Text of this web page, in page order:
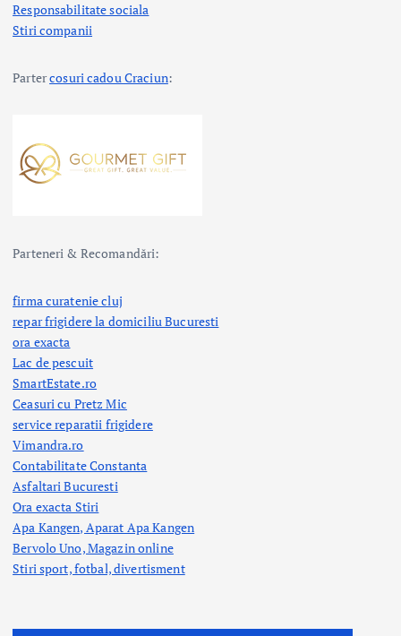
Responsabilitate sociala
Stiri companii
Partercosuri cadou Craciun:
Parteneri & Recomandări:
firma curatenie cluj
repar frigidere la domiciliu Bucuresti
ora exacta
Lac de pescuit
SmartEstate.ro
Ceasuri cu Pretz Mic
service reparatii frigidere
Vimandra.ro
Contabilitate Constanta
Asfaltari Bucuresti
Ora exacta Stiri
Apa Kangen, Aparat Apa Kangen
Bervolo Uno, Magazin online
Stiri sport, fotbal,divertisment